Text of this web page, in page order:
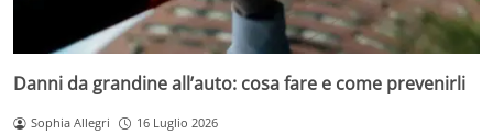
Danni da grandine all’auto: cosa fare e come prevenirli
Sophia Allegri 16 Luglio 2026